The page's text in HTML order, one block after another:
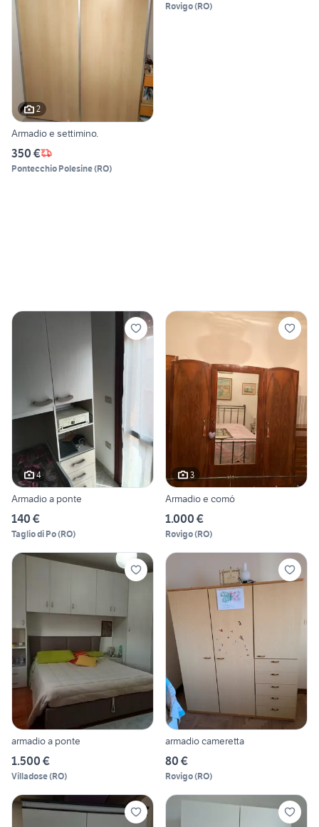
2
Armadio e settimino.
350 €
Pontecchio Polesine(RO)
Rovigo(RO)
4
Armadio a ponte
140 €
Taglio di Po(RO)
3
Armadio e comó
1.000 €
Rovigo(RO)
armadio a ponte
1.500 €
Villadose(RO)
armadio cameretta
80 €
Rovigo(RO)